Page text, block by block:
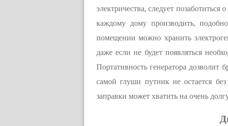
электричества, следует
каждому дому производить,
помещении можно хранить
даже если не будет появляться
Портативность генератора
самой глуши путник не остается
заправки может хватить на очень